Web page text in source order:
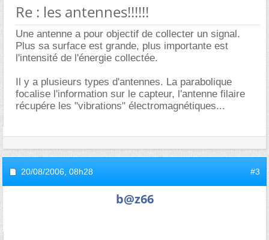
Re : les antennes!!!!!!
Une antenne a pour objectif de collecter un signal.
Plus sa surface est grande, plus importante est
l'intensité de l'énergie collectée.
Il y a plusieurs types d'antennes. La parabolique
focalise l'information sur le capteur, l'antenne filaire
récupére les "vibrations" électromagnétiques...
20/08/2006, 08h28 #3
b@z66